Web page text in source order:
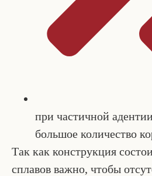
при частичной
большое количество
Так как конструкция
сплавов важно, чтобы